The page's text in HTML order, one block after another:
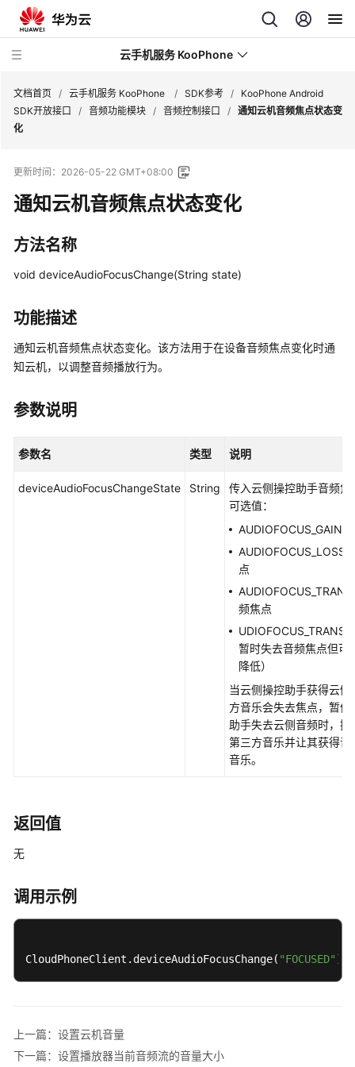
云手机服务 KooPhone
动
态
品
介
计
说
明
快
入
门
KooPhone
概
述
端
侧
能
矩
文档首页 / 云手机服务 KooPhone / SDK参考 /
KooPhone Android
SDK开放接口
/ 音频功能模块 / 音频控制接口 / 通知云机音频焦点状态变
化
更新时间： 2026-05-22 GMT+08:00
通知云机音频焦点状态变化
方法名称
void deviceAudioFocusChange(String state)
功能描述
通知云机音频焦点状态变化。该方法用于在设备音频焦点变化时通
知云机，以调整音频播放行为。
参数说明
参数名 类型 说明
deviceAudioFocusChangeState String
传入云侧操控助手音频
可选值：
AUDIOFOCUS_GAIN
AUDIOFOCUS_LOSS
点
频焦点
暂时失去音频焦点但可
降低）
当云侧操控助手获得云
方音乐会失去焦点，暂
助手失去云侧音频时，
第三方音乐并让其获得
音乐。
返回值
无
调用示例
CloudPhoneClient.deviceAudioFocusChange( "FOCUSED" );
上一篇：设置云机音量
下一篇：设置播放器当前音频流的音量大小